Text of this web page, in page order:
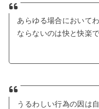
あらゆる場合において
ならないのは快と快楽で
うるわしい行為の因は